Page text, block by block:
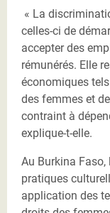
« La
celles-ci de
accepter des
rémunérés. Elle
économiques
des femmes et
contraint à
explique-t-elle.
Au Burkina
pratiques
application des